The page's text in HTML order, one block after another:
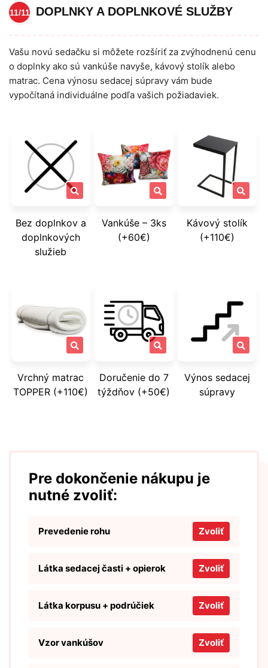
11/11 DOPLNKY A DOPLNKOVÉ SLUŽBY
Vašu novú sedačku si môžete rozšíriť za zvýhodnenú cenu
o doplnky ako sú vankúše navyše, kávový stolík alebo
matrac. Cena výnosu sedacej súpravy vám bude
vypočítaná individuálne podľa vašich požiadaviek.
Bez doplnkov a
doplnkových
služieb
Vankúše – 3ks
(+60€)
Kávový stolík
(+110€)
Vrchný matrac
TOPPER (+110€)
Doručenie do 7
týždňov (+50€)
Výnos sedacej
súpravy
Pre dokončenie nákupu je
nutné zvoliť:
Prevedenie rohu Zvoliť
Látka sedacej časti + opierok Zvoliť
Látka korpusu + podrúčiek Zvoliť
Vzor vankúšov Zvoliť